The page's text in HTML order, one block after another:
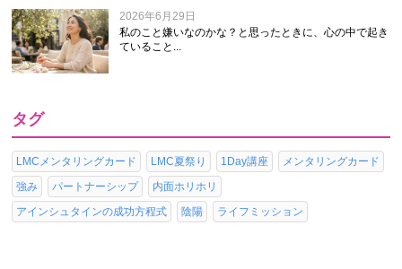
2026年6月29日
私のこと嫌いなのかな？と思ったときに、心の中で起き
ていること...
タグ
LMCメンタリングカード LMC夏祭り 1Day講座
メンタリングカード
強み
パートナーシップ
内面ホリホリ
アインシュタインの成功方程式
陰陽 ライフミッション